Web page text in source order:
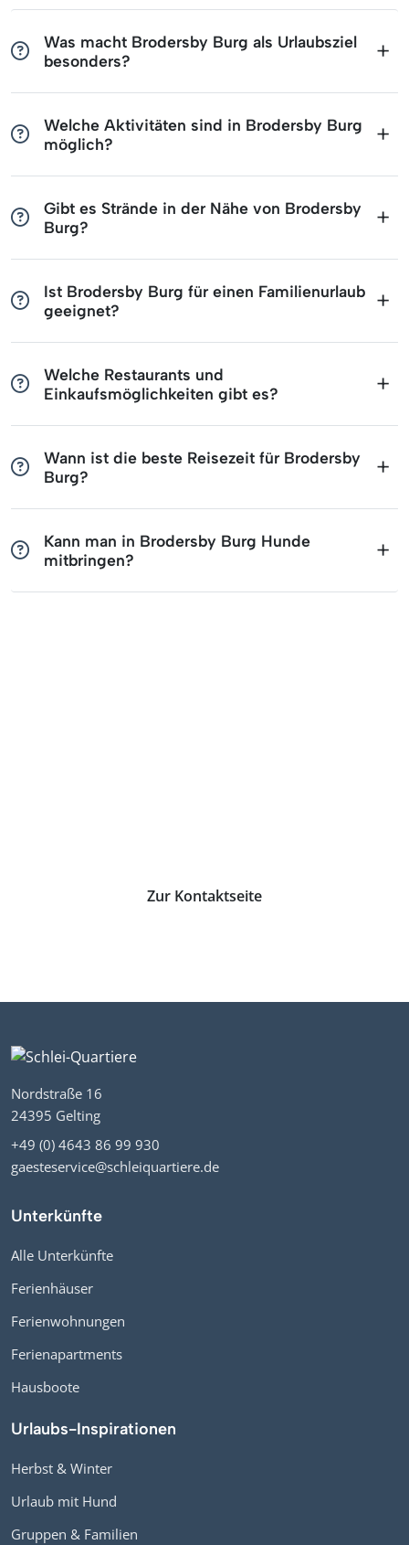
Was macht Brodersby Burg als Urlaubsziel
besonders?
Welche Aktivitäten sind in Brodersby Burg
möglich?
Gibt es Strände in der Nähe von Brodersby
Burg?
Ist Brodersby Burg für einen Familienurlaub
geeignet?
Welche Restaurants und
Einkaufsmöglichkeiten gibt es?
Wann ist die beste Reisezeit für Brodersby
Burg?
Kann man in Brodersby Burg Hunde
mitbringen?
Zur Kontaktseite
Nordstraße 16
24395 Gelting
+49 (0) 4643 86 99 930
gaesteservice@schleiquartiere.de
Unterkünfte
Alle Unterkünfte
Ferienhäuser
Ferienwohnungen
Ferienapartments
Hausboote
Urlaubs-Inspirationen
Herbst & Winter
Urlaub mit Hund
Gruppen & Familien